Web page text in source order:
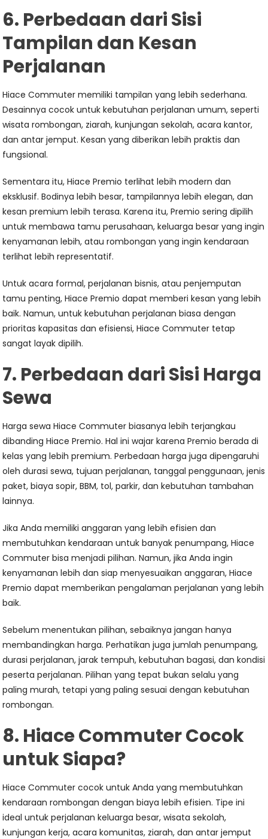
6. Perbedaan dari Sisi
Tampilan dan Kesan
Perjalanan
Hiace Commuter memiliki tampilan yang lebih sederhana.
Desainnya cocok untuk kebutuhan perjalanan umum, seperti
wisata rombongan, ziarah, kunjungan sekolah, acara kantor,
dan antar jemput. Kesan yang diberikan lebih praktis dan
fungsional.
Sementara itu, Hiace Premio terlihat lebih modern dan
eksklusif. Bodinya lebih besar, tampilannya lebih elegan, dan
kesan premium lebih terasa. Karena itu, Premio sering dipilih
untuk membawa tamu perusahaan, keluarga besar yang ingin
kenyamanan lebih, atau rombongan yang ingin kendaraan
terlihat lebih representatif.
Untuk acara formal, perjalanan bisnis, atau penjemputan
tamu penting, Hiace Premio dapat memberi kesan yang lebih
baik. Namun, untuk kebutuhan perjalanan biasa dengan
prioritas kapasitas dan efisiensi, Hiace Commuter tetap
sangat layak dipilih.
7. Perbedaan dari Sisi Harga
Sewa
Harga sewa Hiace Commuter biasanya lebih terjangkau
dibanding Hiace Premio. Hal ini wajar karena Premio berada di
kelas yang lebih premium. Perbedaan harga juga dipengaruhi
oleh durasi sewa, tujuan perjalanan, tanggal penggunaan, jenis
paket, biaya sopir, BBM, tol, parkir, dan kebutuhan tambahan
lainnya.
Jika Anda memiliki anggaran yang lebih efisien dan
membutuhkan kendaraan untuk banyak penumpang, Hiace
Commuter bisa menjadi pilihan. Namun, jika Anda ingin
kenyamanan lebih dan siap menyesuaikan anggaran, Hiace
Premio dapat memberikan pengalaman perjalanan yang lebih
baik.
Sebelum menentukan pilihan, sebaiknya jangan hanya
membandingkan harga. Perhatikan juga jumlah penumpang,
durasi perjalanan, jarak tempuh, kebutuhan bagasi, dan kondisi
peserta perjalanan. Pilihan yang tepat bukan selalu yang
paling murah, tetapi yang paling sesuai dengan kebutuhan
rombongan.
8. Hiace Commuter Cocok
untuk Siapa?
Hiace Commuter cocok untuk Anda yang membutuhkan
kendaraan rombongan dengan biaya lebih efisien. Tipe ini
ideal untuk perjalanan keluarga besar, wisata sekolah,
kunjungan kerja, acara komunitas, ziarah, dan antar jemput